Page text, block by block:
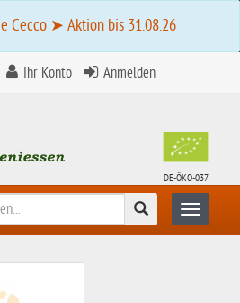
Cecco ➤ Aktion bis 31.08.26
Ihr Konto Anmelden
DE-ÖKO-037
Suchen Toggle